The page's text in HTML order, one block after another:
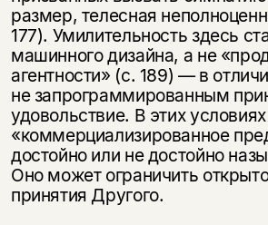
размер, телесная
177). Умилительность здесь
машинного дизайна, а не
агентности» (с. 189) — в
не запрограммированным
удовольствие. В этих
«коммерциализированное
достойно или не достойно
Оно может ограничить
принятия Другого.